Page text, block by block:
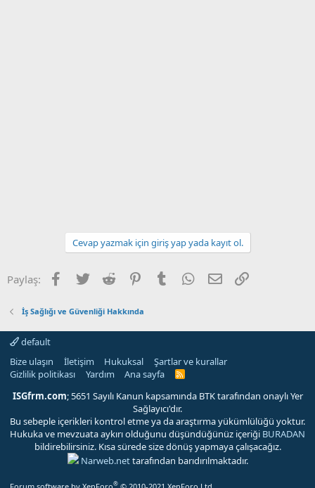
Cevap yazmak için giriş yap yada kayıt ol.
Paylaş: Facebook
Twitter Reddit PinterestTumblr WhatsApp
E-posta
İş Sağlığı ve Güvenliği Hakkında
default
Bize ulaşın
İletişim Hukuksal
Şartlar ve kurallar
Gizlilik politikası
Yardım Ana sayfa
R
S
ISGfrm.com; 5651 Sayılı Kanun kapsamında BTK tarafından onaylı Yer
Sağlayıcı'dır.
Bu sebeple içerikleri kontrol etme ya da araştırma yükümlülüğü yoktur.
Hukuka ve mevzuata aykırı olduğunu düşündüğünüz içeriği BURADAN
bildirebilirsiniz. Kısa sürede size dönüş yapmaya çalışacağız.
Narweb.nettarafından barıdırılmaktadır.
Forum software by XenForo® © 2010-2021 XenForo Ltd.